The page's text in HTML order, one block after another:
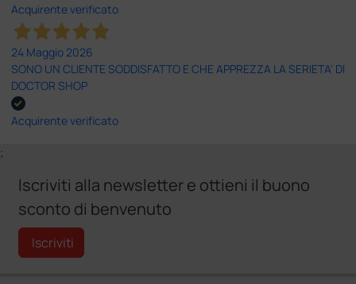
Acquirente verificato
24 Maggio 2026
SONO UN CLIENTE SODDISFATTO E CHE APPREZZA LA SERIETA' DI
DOCTOR SHOP
Acquirente verificato
;
Iscriviti alla newsletter e ottieni il buono
sconto di benvenuto
Iscriviti